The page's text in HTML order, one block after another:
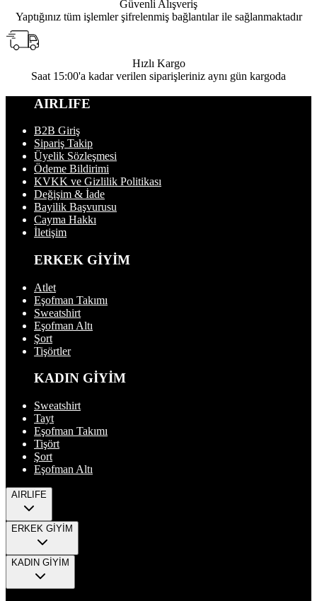
Güvenli Alışveriş
Yaptığınız tüm işlemler şifrelenmiş bağlantılar ile sağlanmaktadır
Hızlı Kargo
Saat 15:00'a kadar verilen siparişleriniz aynı gün kargoda
AIRLIFE
B2B Giriş
Sipariş Takip
Üyelik Sözleşmesi
Ödeme Bildirimi
KVKK ve Gizlilik Politikası
Değişim & İade
Bayilik Başvurusu
Cayma Hakkı
İletişim
ERKEK GİYİM
Atlet
Eşofman Takımı
Sweatshirt
Eşofman Altı
Şort
Tişörtler
KADIN GİYİM
Sweatshirt
Tayt
Eşofman Takımı
Tişört
Şort
Eşofman Altı
AIRLIFE
ERKEK GİYİM
KADIN GİYİM